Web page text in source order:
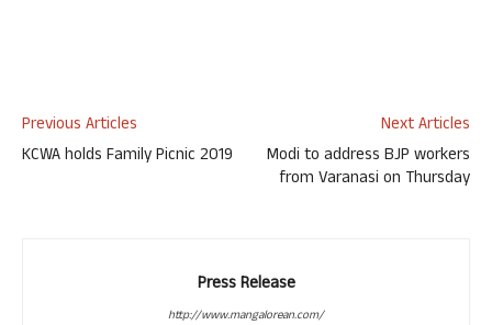
Previous Articles
KCWA holds Family Picnic 2019
Next Articles
Modi to address BJP workers
from Varanasi on Thursday
Press Release
http://www.mangalorean.com/